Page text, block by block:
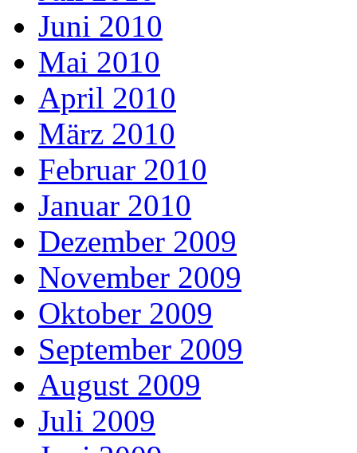
Juni 2010
Mai 2010
April 2010
März 2010
Februar 2010
Januar 2010
Dezember 2009
November 2009
Oktober 2009
September 2009
August 2009
Juli 2009